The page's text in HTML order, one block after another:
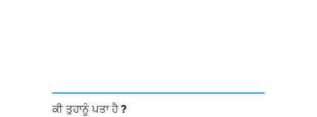
ਕੀ ਤੁਹਾਨੂੰ ਪਤਾ ਹੈ ?